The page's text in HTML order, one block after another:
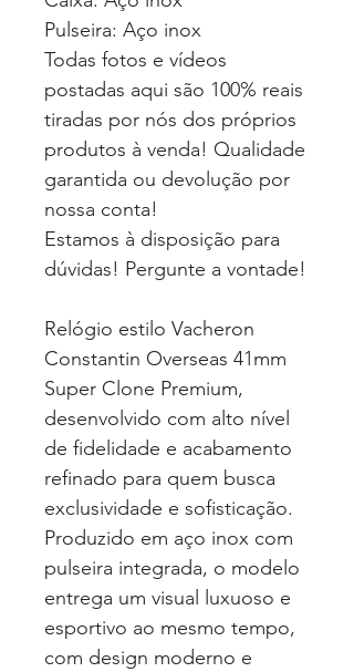
Pulseira: Aço inox
Todas fotos e vídeos
postadas aqui são 100% reais
tiradas por nós dos próprios
produtos à venda! Qualidade
garantida ou devolução por
nossa conta!
Estamos à disposição para
dúvidas! Pergunte a vontade!
Relógio estilo Vacheron
Constantin Overseas 41mm
Super Clone Premium,
desenvolvido com alto nível
de fidelidade e acabamento
refinado para quem busca
exclusividade e sofisticação.
Produzido em aço inox com
pulseira integrada, o modelo
entrega um visual luxuoso e
esportivo ao mesmo tempo,
com design moderno e